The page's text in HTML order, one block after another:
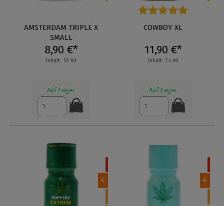
AMSTERDAM TRIPLE X
SMALL
8,90 €*
Inhalt: 10 ml
Auf Lager
Durchschnittliche
COWBOY XL
11,90 €*
Inhalt: 24 ml
Auf Lager
4 4